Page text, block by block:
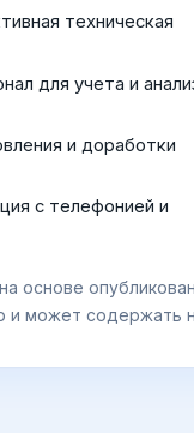
техническая
для учета и
и доработки
с телефонией и
основе
и может содержать